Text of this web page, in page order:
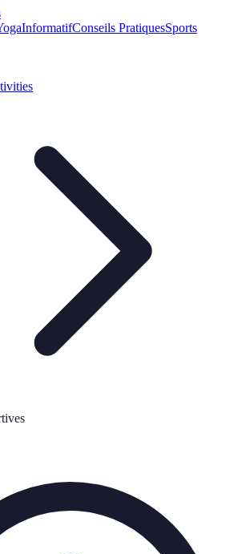
InformatifConseils PratiquesSports